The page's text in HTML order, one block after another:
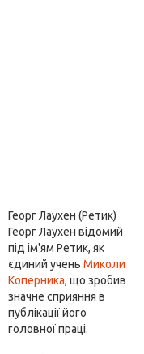
Георг Лаухен (Ретик)
Георг Лаухен відомий
під ім'ям Ретик, як
єдиний учень Миколи
Коперника, що зробив
значне сприяння в
публікації його
головної праці.